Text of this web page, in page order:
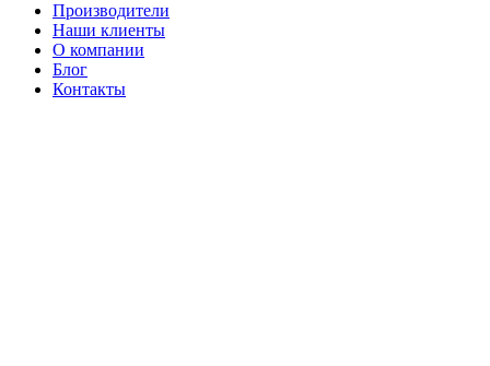
Производители
Наши клиенты
О компании
Блог
Контакты